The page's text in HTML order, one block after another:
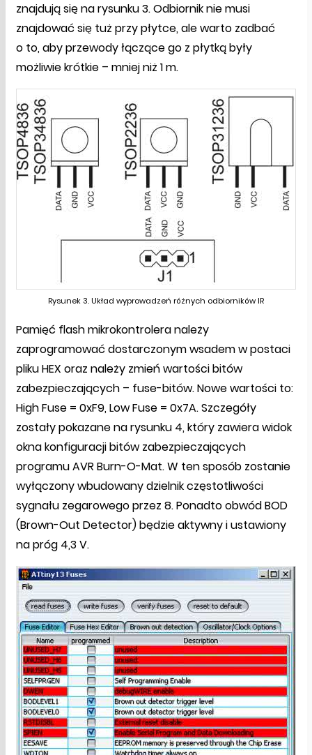
znajdują się na rysunku 3. Odbiornik nie musi
znajdować się tuż przy płytce, ale warto zadbać
o to, aby przewody łączące go z płytką były
możliwie krótkie – mniej niż 1 m.
Rysunek 3. Układ wyprowadzeń różnych odbiorników IR
Pamięć flash mikrokontrolera należy
zaprogramować dostarczonym wsadem w postaci
pliku HEX oraz należy zmień wartości bitów
zabezpieczających – fuse-bitów. Nowe wartości to:
High Fuse = 0xF9, Low Fuse = 0x7A. Szczegóły
zostały pokazane na rysunku 4, który zawiera widok
okna konfiguracji bitów zabezpieczających
programu AVR Burn-O-Mat. W ten sposób zostanie
wyłączony wbudowany dzielnik częstotliwości
sygnału zegarowego przez 8. Ponadto obwód BOD
(Brown-Out Detector) będzie aktywny i ustawiony
na próg 4,3 V.